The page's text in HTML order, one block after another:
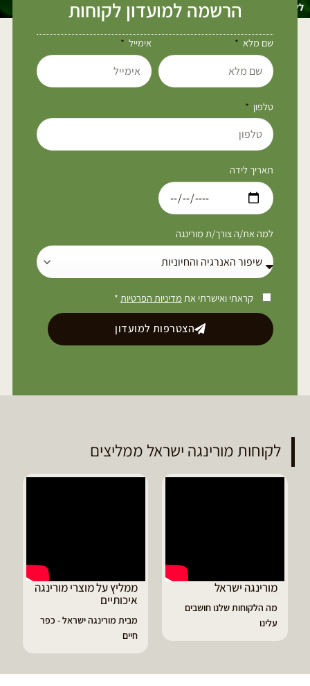
הרשמה למועדון לקוחות
שם מלא אימייל
טלפון
תאריך לידה
למה את/ה צורך/ת מורינגה
קראתי ואישרתי את מדיניות הפרטיות*
הצטרפות למועדון
לקוחות מורינגה ישראל ממליצים
ממליץ על מוצרי מורינגה
דיוויד ממליץ על טבליות
הפסקתי לסבול מהתקפי